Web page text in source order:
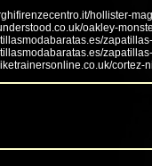
hollister-
oakley-